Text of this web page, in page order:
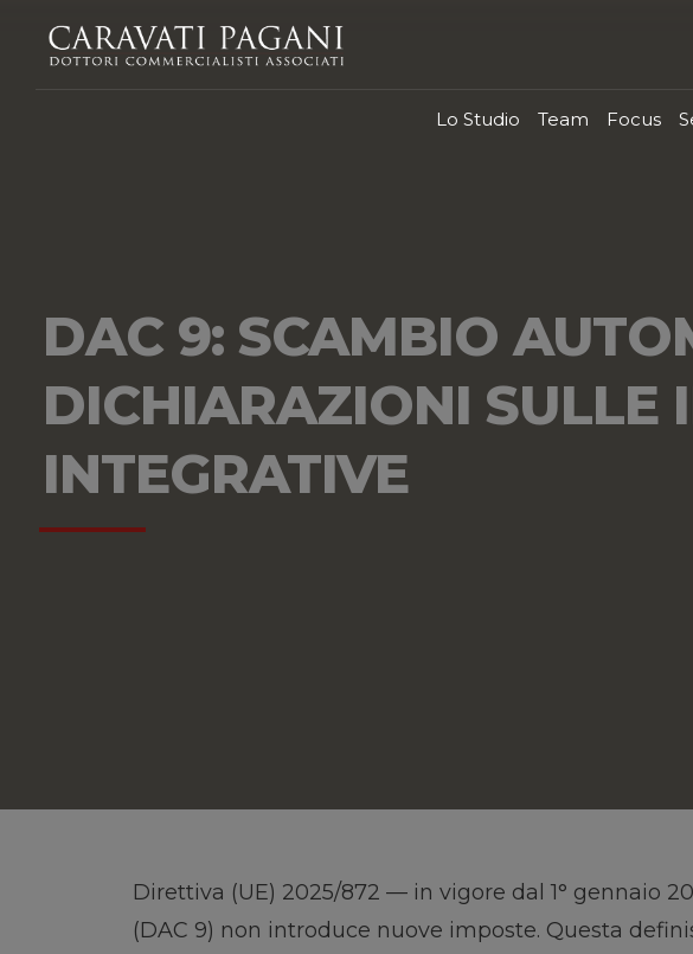
Lo Studio Team Focus
DAC 9: SCAMBIO
DICHIARAZIONI SULLE
INTEGRATIVE
Direttiva (UE) 2025/872 — in vigore dal 1° gennaio
(DAC 9) non introduce nuove imposte. Questa